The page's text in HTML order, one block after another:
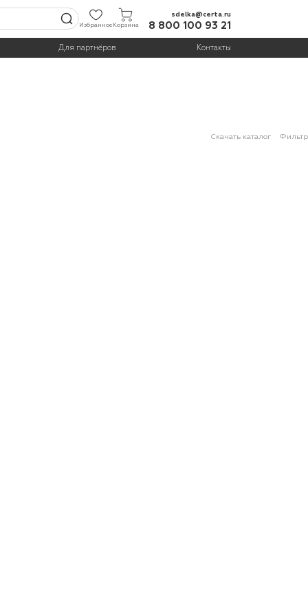
ИзбранноеКорзина
sdelka@certa.ru
8 800 100 93 21
Для партнёров Контакты
Скачать каталог Фильтр